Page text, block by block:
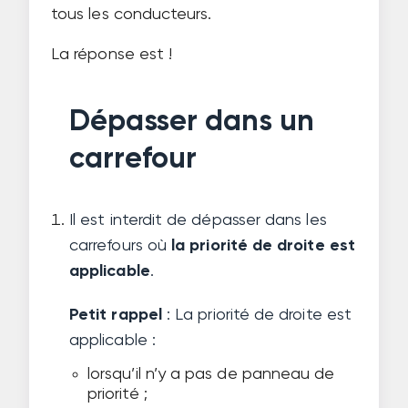
tous les conducteurs.
La réponse est !
Dépasser dans un
carrefour
Il est interdit de dépasser dans les
carrefours où
la priorité de droite est
applicable.
Petit rappel
: La priorité de droite est
applicable :
lorsqu’il n’y a pas de panneau de
priorité ;